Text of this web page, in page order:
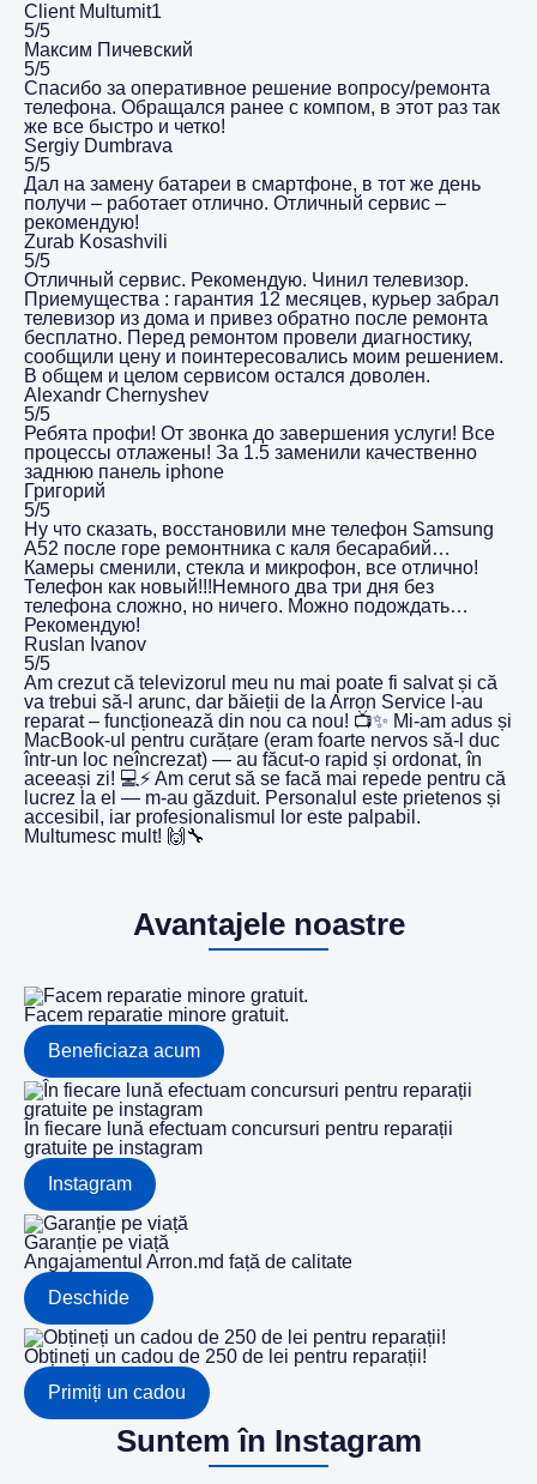
Client Multumit1
5/5
Максим Пичевский
5/5
Спасибо за оперативное решение вопросу/ремонта
телефона. Обращался ранее с компом, в этот раз так
же все быстро и четко!
Sergiy Dumbrava
5/5
Дал на замену батареи в смартфоне, в тот же день
получи – работает отлично. Отличный сервис –
рекомендую!
Zurab Kosashvili
5/5
Отличный сервис. Рекомендую. Чинил телевизор.
Приемущества : гарантия 12 месяцев, курьер забрал
телевизор из дома и привез обратно после ремонта
бесплатно. Перед ремонтом провели диагностику,
сообщили цену и поинтересовались моим решением.
В общем и целом сервисом остался доволен.
Alexandr Chernyshev
5/5
Ребята профи! От звонка до завершения услуги! Все
процессы отлажены! За 1.5 заменили качественно
заднюю панель iphone
Григорий
5/5
Ну что сказать, восстановили мне телефон Samsung
A52 после горе ремонтника с каля бесарабий…
Камеры сменили, стекла и микрофон, все отлично!
Телефон как новый!!!Немного два три дня без
телефона сложно, но ничего. Можно подождать…
Рекомендую!
Ruslan Ivanov
5/5
Am crezut că televizorul meu nu mai poate fi salvat și că
va trebui să-l arunc, dar băieții de la Arron Service l-au
reparat – funcționează din nou ca nou! 📺✨ Mi-am adus și
MacBook-ul pentru curățare (eram foarte nervos să-l duc
într-un loc neîncrezat) — au făcut-o rapid și ordonat, în
aceeași zi! 💻⚡️ Am cerut să se facă mai repede pentru că
lucrez la el — m-au găzduit. Personalul este prietenos și
accesibil, iar profesionalismul lor este palpabil.
Multumesc mult! 🙌🔧
Avantajele noastre
Facem reparatie minore gratuit.
Beneficiaza acum
În fiecare lună efectuam concursuri pentru reparații
gratuite pe instagram
Instagram
Garanție pe viață
Angajamentul Arron.md față de calitate
Deschide
Obțineți un cadou de 250 de lei pentru reparații!
Primiți un cadou
Suntem în Instagram